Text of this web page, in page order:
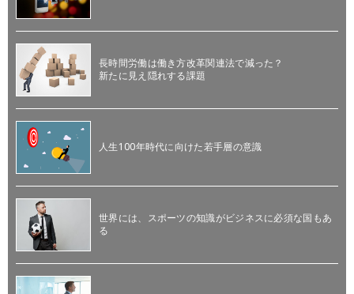
長時間労働は働き方改革関連法で減った？
新たに見え隠れする課題
人生100年時代に向けた若手層の意識
世界には、スポーツの知識がビジネスに必須な国もあ
る